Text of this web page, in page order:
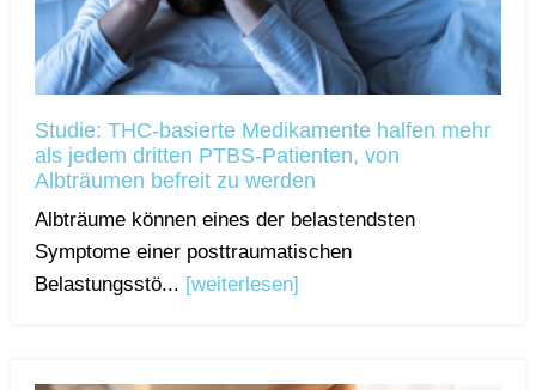
Studie: THC-basierte Medikamente halfen mehr
als jedem dritten PTBS-Patienten, von
Albträumen befreit zu werden
Albträume können eines der belastendsten
Symptome einer posttraumatischen
Belastungsstö... [weiterlesen]